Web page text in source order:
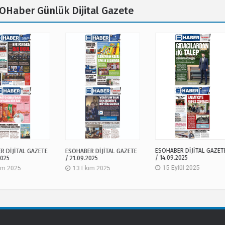
Günlük Dijital Gazete
DİJİTAL GAZETE
2025
ESOHABER DİJİTAL GAZETE
/ 21.09.2025
13 Ekim 2025
ESOHABER DİJİTAL
/ 14.09.2025
15 Eylül 2025